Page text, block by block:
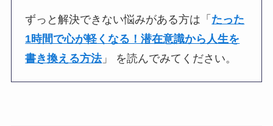
ずっと解決できない悩みがある方は「 たった
1時間で心が軽くなる！潜在意識から人生を
書き換える方法」 を読んでみてください。